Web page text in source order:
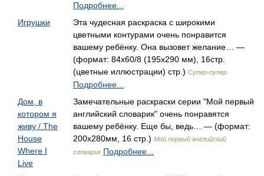
Подробнее...
Игрушки
Эта чудесная раскраска с широкими
цветными контурами очень понравится
вашему ребёнку. Она вызовет желание… —
(формат: 84х60/8 (195х290 мм), 16стр.
(цветные иллюстрации) стр.) Супер-пупер
Подробнее...
Дом, в
котором я
живу / The
House
Where I
Live
Замечательные раскраски серии "Мой первый
английский словарик" очень понравятся
вашему ребёнку. Еще бы, ведь… — (формат:
200x280мм, 16 стр.) Мой первый английский
словарик Подробнее...